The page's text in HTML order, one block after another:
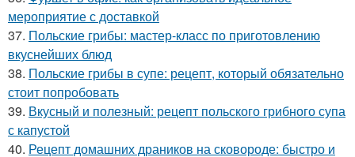
мероприятие с доставкой
37. Польские грибы: мастер-класс по приготовлению
вкуснейших блюд
38. Польские грибы в супе: рецепт, который обязательно
стоит попробовать
39. Вкусный и полезный: рецепт польского грибного супа
с капустой
40. Рецепт домашних драников на сковороде: быстро и